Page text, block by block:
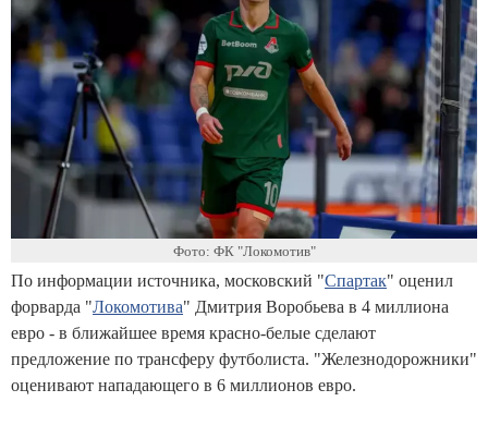
Фото: ФК "Локомотив"
По информации источника, московский "Спартак" оценил
форварда "Локомотива" Дмитрия Воробьева в 4 миллиона
евро - в ближайшее время красно-белые сделают
предложение по трансферу футболиста. "Железнодорожники"
оценивают нападающего в 6 миллионов евро.